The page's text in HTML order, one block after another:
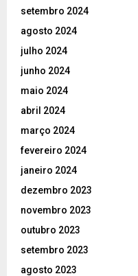
setembro 2024
agosto 2024
julho 2024
junho 2024
maio 2024
abril 2024
março 2024
fevereiro 2024
janeiro 2024
dezembro 2023
novembro 2023
outubro 2023
setembro 2023
agosto 2023